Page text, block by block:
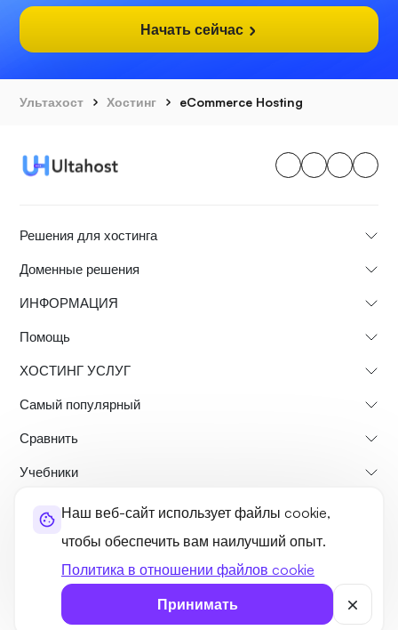
Наш веб-сайт использует файлы cookie,
чтобы обеспечить вам наилучший опыт.
Политика в отношении файлов cookie
Принимать
Начать сейчас
Ультахост Хостинг eCommerce Hosting
Решения для хостинга
Доменные решения
ИНФОРМАЦИЯ
Помощь
ХОСТИНГ УСЛУГ
Самый популярный
Сравнить
Учебники
О насПолитика возврата
Политика конфиденциальностилегальныйКарта сайта
©2026 UltaHost - Все права защищены